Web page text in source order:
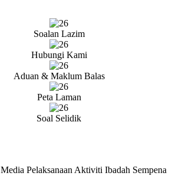
Soalan Lazim
Hubungi Kami
Aduan & Maklum Balas
Peta Laman
Soal Selidik
Pelaksanaan Aktiviti Ibadah Sempena